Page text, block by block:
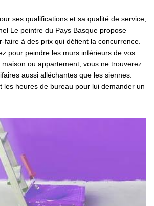
ses qualifications et sa qualité de service,
Le peintre du Pays Basque propose
faire à des prix qui défient la concurrence.
pour peindre les murs intérieurs de vos
ou appartement, vous ne trouverez
aussi alléchantes que les siennes.
les heures de bureau pour lui demander un